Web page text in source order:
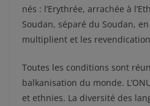
nés : l’Erythrée, arrachée à
Soudan, séparé du Soudan, en
multiplient et les
Toutes les conditions sont
balkanisation du monde.
et ethnies. La diversité des